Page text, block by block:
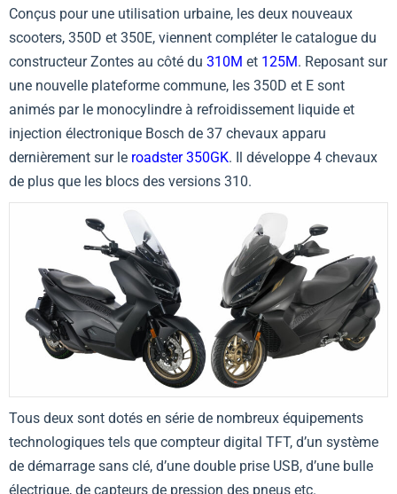
Conçus pour une utilisation urbaine, les deux nouveaux
scooters, 350D et 350E, viennent compléter le catalogue du
constructeur Zontes au côté du 310M et 125M. Reposant sur
une nouvelle plateforme commune, les 350D et E sont
animés par le monocylindre à refroidissement liquide et
injection électronique Bosch de 37 chevaux apparu
dernièrement sur le roadster 350GK. Il développe 4 chevaux
de plus que les blocs des versions 310.
Tous deux sont dotés en série de nombreux équipements
technologiques tels que compteur digital TFT, d’un système
de démarrage sans clé, d’une double prise USB, d’une bulle
électrique, de capteurs de pression des pneus etc.